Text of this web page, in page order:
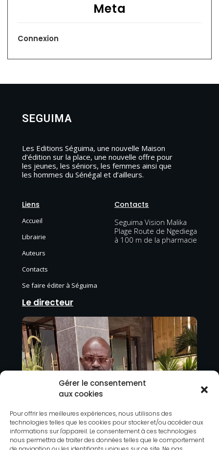
Gérer le consentement
aux cookies
Pour offrir les meilleures expériences, nous utilisons des
technologies telles que les cookies pour stocker et/ou accéder aux
informations sur l'appareil. Le consentement à ces technologies
nous permettra de traiter des données telles que le comportement
Meta
Connexion
SEGUIMA
Les Editions Séguima, une nouvelle Maison
d’édition sur la place, une nouvelle offre pour
les jeunes, les séniors, les femmes ainsi que
les hommes du Sénégal et d’ailleurs.
Liens
Accueil
Librairie
Auteurs
Contacts
Se faire éditer à Séguima
Contacts
Seguima Vision Malika
Plage Route de Ngediega
à 100 m de la pharmacie
Le directeur